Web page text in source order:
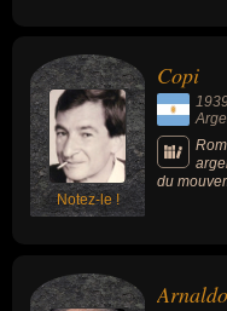
Notez-le !
Copi
du